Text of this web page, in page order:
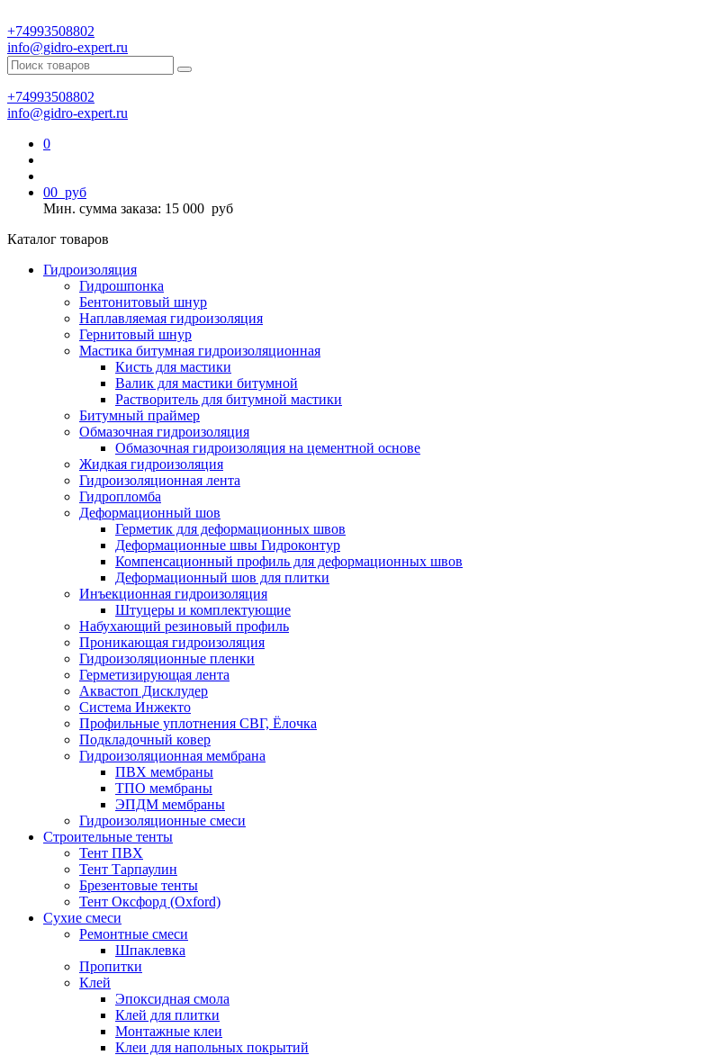
+74993508802
info@gidro-expert.ru
+74993508802
info@gidro-expert.ru
0
00 руб
Мин. сумма заказа: 15 000 руб
Каталог товаров
Гидроизоляция
Гидрошпонка
Бентонитовый шнур
Наплавляемая гидроизоляция
Гернитовый шнур
Мастика битумная гидроизоляционная
Кисть для мастики
Валик для мастики битумной
Растворитель для битумной мастики
Битумный праймер
Обмазочная гидроизоляция
Обмазочная гидроизоляция на цементной основе
Жидкая гидроизоляция
Гидроизоляционная лента
Гидропломба
Деформационный шов
Герметик для деформационных швов
Деформационные швы Гидроконтур
Компенсационный профиль для деформационных швов
Деформационный шов для плитки
Инъекционная гидроизоляция
Штуцеры и комплектующие
Набухающий резиновый профиль
Проникающая гидроизоляция
Гидроизоляционные пленки
Герметизирующая лента
Аквастоп Дисклудер
Система Инжекто
Профильные уплотнения СВГ, Ёлочка
Подкладочный ковер
Гидроизоляционная мембрана
ПВХ мембраны
ТПО мембраны
ЭПДМ мембраны
Гидроизоляционные смеси
Строительные тенты
Тент ПВХ
Тент Тарпаулин
Брезентовые тенты
Тент Оксфорд (Oxford)
Сухие смеси
Ремонтные смеси
Шпаклевка
Пропитки
Клей
Эпоксидная смола
Клей для плитки
Монтажные клеи
Клеи для напольных покрытий